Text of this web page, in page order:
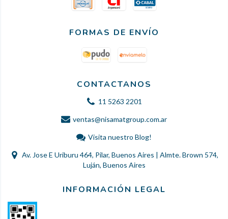
FORMAS DE ENVÍO
CONTACTANOS
11 5263 2201
ventas@nisamatgroup.com.ar
Visita nuestro Blog!
Av. Jose E Uriburu 464, Pilar, Buenos Aires | Almte. Brown 574,
Luján, Buenos Aires
INFORMACIÓN LEGAL